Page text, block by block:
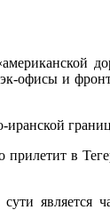
офисы и
в
является